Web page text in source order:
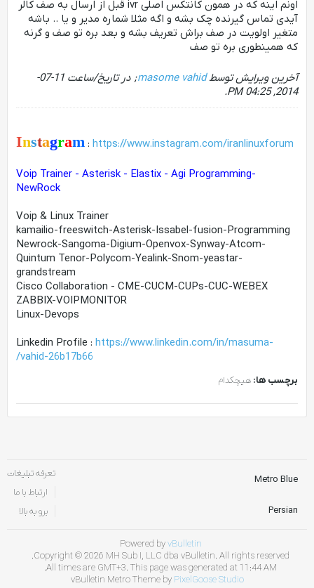
اونم اینه که در همون کانتکس اصلی ivr قبل از ارسال به صف کالر
آیدی تماس گیرنده چک بشه و اگه مثلا شماره مدیر و یا .. باشه
متغیر اولویت در صف براش تعریف بشه و بعد بره تو صف و گرنه
که همینطوری بره تو صف
آخرین ویرایش توسطmasome vahid; در تاریخ/ساعت
11-07-
2014, 04:25 PM
.
Instagram : https://www.instagram.com/iranlinuxforum
Voip Trainer - Asterisk - Elastix - Agi Programming-
NewRock
Voip & Linux Trainer
kamailio-freeswitch-Asterisk-Issabel-fusion-Programming
Newrock-Sangoma-Digium-Openvox-Synway-Atcom-
Quintum Tenor-Polycom-Yealink-Snom-yeastar-
grandstream
Cisco Collaboration - CME-CUCM-CUPs-CUC-WEBEX
ZABBIX-VOIPMONITOR
Linux-Devops
Linkedin Profile : https://www.linkedin.com/in/masuma-
vahid-26b17b66/
برچسب ها: هیچکدام
Metro Blue
Persian
تعرفه تبلیغات
ارتباط با ما
برو به بالا
Powered byvBulletin
Copyright © 2026 MH Sub I, LLC dba vBulletin. All rights reserved.
All times are GMT+3. This page was generated at 11:44 AM.
vBulletin Metro Theme by PixelGoose Studio